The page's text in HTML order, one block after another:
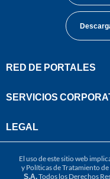
RED DE PORTALES
SERVICIOS
LEGAL
El uso de este sitio web
y Políticas de Tratamiento
S.A.Todos los Derechos